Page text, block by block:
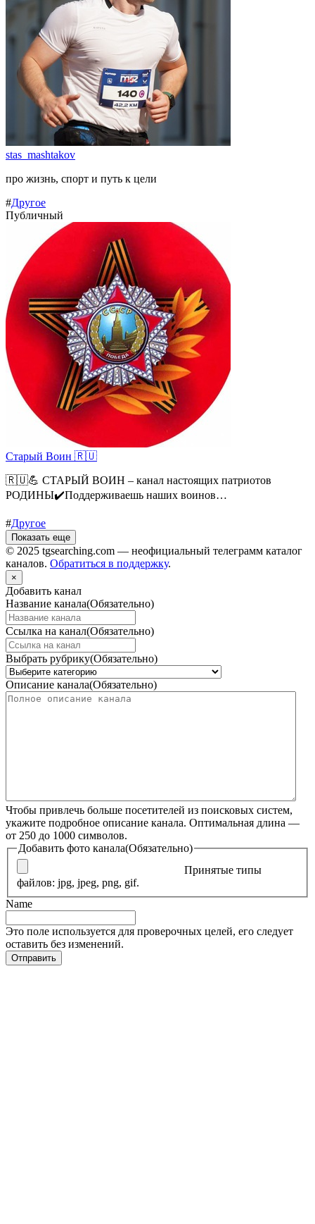
stas_mashtakov
про жизнь, спорт и путь к цели
#Другое
Публичный
Старый Воин 🇷🇺
🇷🇺💪 СТАРЫЙ ВОИН – канал настоящих патриотов
РОДИНЫ✔️Поддерживаешь наших воинов…
#Другое
Показать еще
© 2025 tgsearching.com — неофициальный телеграмм каталог
каналов. Обратиться в поддержку.
×
Добавить канал
Название канала(Обязательно)
Ссылка на канал(Обязательно)
Выбрать рубрику(Обязательно)
Описание канала(Обязательно)
Чтобы привлечь больше посетителей из поисковых систем,
укажите подробное описание канала. Оптимальная длина —
от 250 до 1000 символов.
Добавить фото канала(Обязательно)
Принятые типы
файлов: jpg, jpeg, png, gif.
Name
Это поле используется для проверочных целей, его следует
оставить без изменений.